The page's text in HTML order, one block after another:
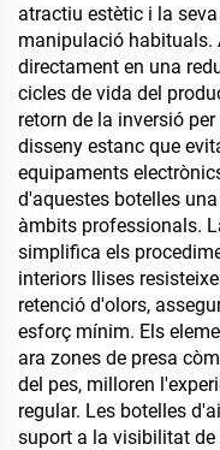
atractiu estètic i la
manipulació habituals.
directament en una
cicles de vida del
retorn de la inversió
disseny estanc que
equipaments
d'aquestes botelles
àmbits professionals.
simplifica els
interiors llises
retenció d'olors,
esforç mínim. Els
ara zones de presa
del pes, milloren
regular. Les botelles
suport a la visibilitat